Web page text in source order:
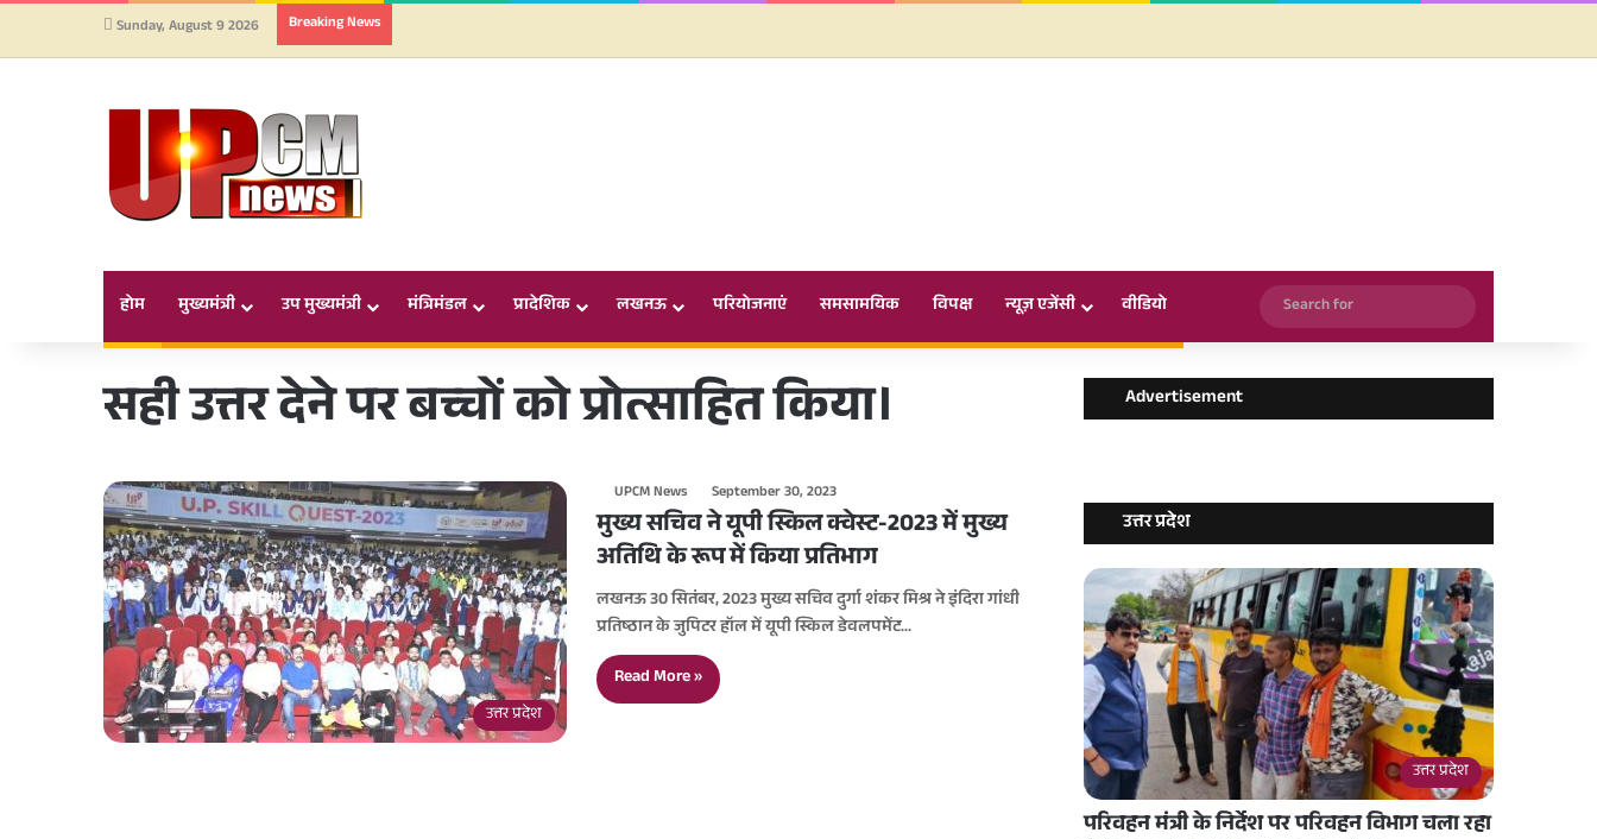
Sunday, August 9 2026 Breaking News
होम मुख्यमंत्री उप मुख्यमंत्री मंत्रिमंडल प्रादेशिक लखनऊ परियोजनाएं समसामयिक विपक्ष न्यूज़ एजेंसी वीडियो
Search
for
सही उत्तर देने पर बच्चों को प्रोत्साहित किया।
उत्तर प्रदेश
UPCM News September 30, 2023
मुख्य सचिव ने यूपी स्किल क्वेस्ट-2023 में मुख्य
अतिथि के रूप में किया प्रतिभाग
लखनऊ 30 सितंबर, 2023 मुख्य सचिव दुर्गा शंकर मिश्र ने इंदिरा गांधी
प्रतिष्ठान के जुपिटर हॉल में यूपी स्किल डेवलपमेंट…
Read More »
Advertisement
उत्तर प्रदेश
उत्तर प्रदेश
परिवहन मंत्री के निर्देश पर परिवहन विभाग चला रहा